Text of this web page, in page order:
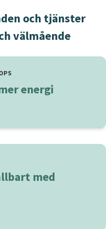
och tjänster
välmående
energi
med